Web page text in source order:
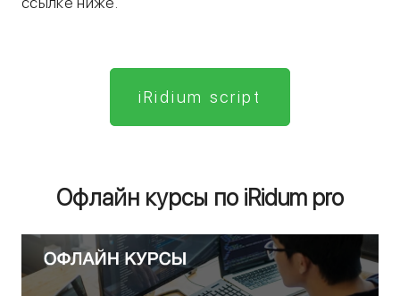
iRidium script
Офлайн курсы по iRidum pro